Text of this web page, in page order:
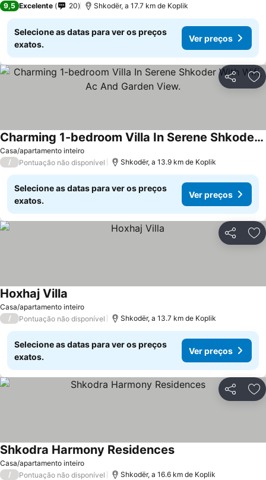
9,5 Excelente 20 Shkodër, a 17.7 km de Koplik
Selecione as datas para ver os preços
exatos.
Ver preços
Partilhar
Casa/apartamento inteiro
Charming 1-bedroom Villa In Serene Shkoder With Wifi, Ac And Garden View.
Ver preços
/ Pontuação não disponível Shkodër, a 13.9 km de Koplik
Selecione as datas para ver os preços
exatos.
Ver preços
Partilhar
Casa/apartamento inteiro
Hoxhaj Villa
/ Pontuação não disponível Shkodër, a 13.7 km de Koplik
Selecione as datas para ver os preços
exatos.
Ver preços
Partilhar
Casa/apartamento inteiro
Shkodra Harmony ResidencesVer preços
/ Pontuação não disponível Shkodër, a 16.6 km de Koplik